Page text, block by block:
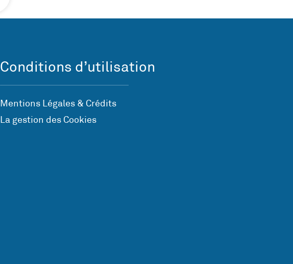
Conditions d’utilisation
Mentions Légales & Crédits
La gestion des Cookies